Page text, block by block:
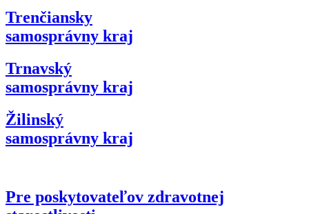
Trenčiansky
samosprávny kraj
Trnavský
samosprávny kraj
Žilinský
samosprávny kraj
Pre poskytovateľov zdravotnej